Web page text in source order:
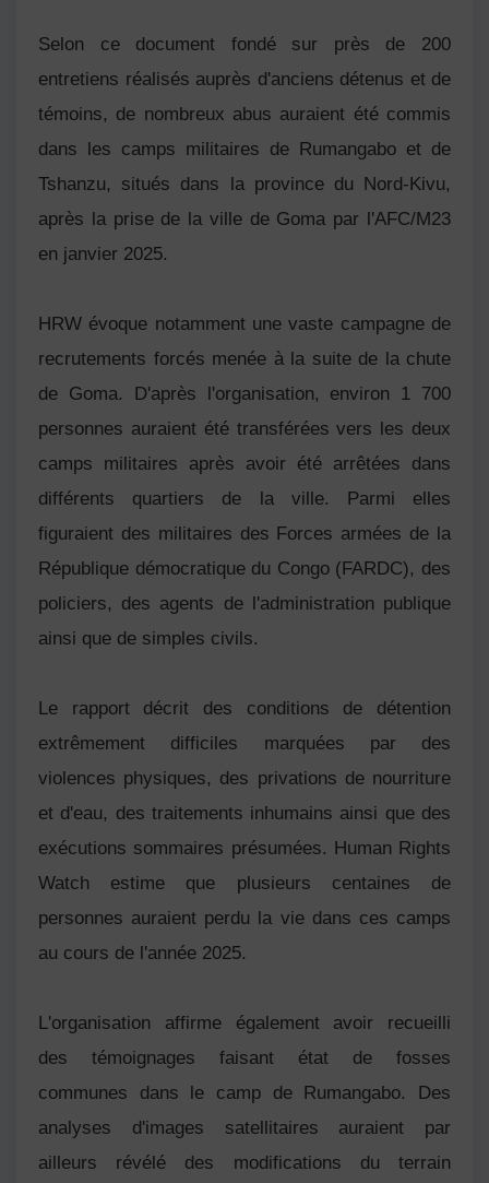
Selon ce document fondé sur près de 200
entretiens réalisés auprès d'anciens détenus et de
témoins, de nombreux abus auraient été commis
dans les camps militaires de Rumangabo et de
Tshanzu, situés dans la province du Nord-Kivu,
après la prise de la ville de Goma par l'AFC/M23
en janvier 2025.
HRW évoque notamment une vaste campagne de
recrutements forcés menée à la suite de la chute
de Goma. D'après l'organisation, environ 1 700
personnes auraient été transférées vers les deux
camps militaires après avoir été arrêtées dans
différents quartiers de la ville. Parmi elles
figuraient des militaires des Forces armées de la
République démocratique du Congo (FARDC), des
policiers, des agents de l'administration publique
ainsi que de simples civils.
Le rapport décrit des conditions de détention
extrêmement difficiles marquées par des
violences physiques, des privations de nourriture
et d'eau, des traitements inhumains ainsi que des
exécutions sommaires présumées. Human Rights
Watch estime que plusieurs centaines de
personnes auraient perdu la vie dans ces camps
au cours de l'année 2025.
L'organisation affirme également avoir recueilli
des témoignages faisant état de fosses
communes dans le camp de Rumangabo. Des
analyses d'images satellitaires auraient par
ailleurs révélé des modifications du terrain